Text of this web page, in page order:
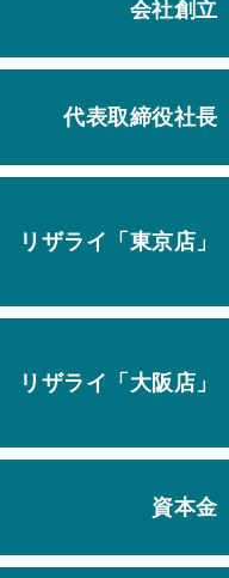
会社創立
代表取締役社長
リザライ「東京店」
リザライ「大阪店」
資本金